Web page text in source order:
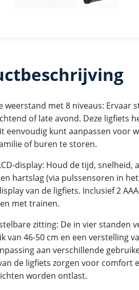
weerstand met 8 niveaus:
of late avond. Deze ligfiets
eenvoudig kunt aanpassen voor
of buren te storen.
display: Houd de tijd, snelheid,
hartslag (via pulssensoren in
van de ligfiets. Inclusief 2
met trainen.
zitting: De in vier standen
van 46-50 cm en een verstelling
aan verschillende
de ligfiets zorgen voor comfort
worden ontlast.